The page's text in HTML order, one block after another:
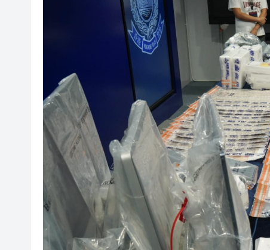
瀋陽鐵西校園閱讀活動解鎖閱
黎智英案｜吳良好：依法公正
騰出更多時間專注做好宏福苑
50餘位頂尖專家共話時代命題
海南澄邁文儒煥新升級 五組數
梁振英率港區全國政協委員考
2025年海南儋州以舊換新帶動
山東26戶省屬國企去年合計營
瀋陽鐵西校園閱讀活動解鎖閱